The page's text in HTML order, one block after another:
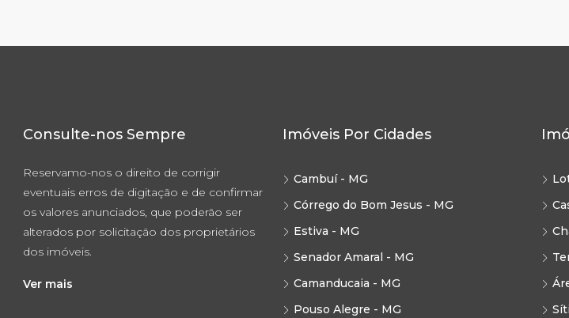
Consulte-nos Sempre
Reservamo-nos o direito de corrigir
eventuais erros de digitação e de confirmar
os valores anunciados, que poderão ser
alterados por solicitação dos proprietários
dos imóveis.
Ver mais
Imóveis Por Cidades
Cambuí - MG
Córrego do Bom Jesus - MG
Estiva - MG
Senador Amaral - MG
Camanducaia - MG
Pouso Alegre - MG